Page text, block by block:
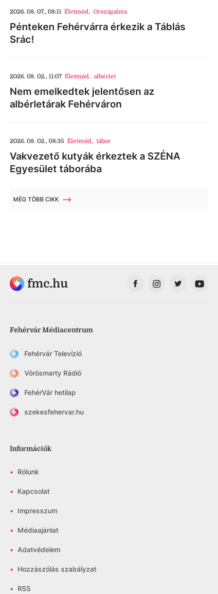
2026. 08. 07., 08:11 Életmód, Országalma
Pénteken Fehérvárra érkezik a Táblás
Srác!
2026. 08. 02., 11:07 Életmód, albérlet
Nem emelkedtek jelentősen az
albérletárak Fehérváron
2026. 08. 02., 08:35 Életmód, tábor
Vakvezető kutyák érkeztek a SZÉNA
Egyesület táborába
MÉG TÖBB CIKK
fmc.hu
Fehérvár Médiacentrum
Fehérvár Televízió
Vörösmarty Rádió
FehérVár hetilap
szekesfehervar.hu
Információk
• Rólunk
• Kapcsolat
• Impresszum
• Médiaajánlat
• Adatvédelem
• Hozzászólás szabályzat
• RSS